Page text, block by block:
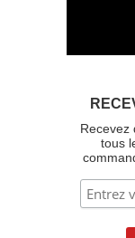
Recevez
tous